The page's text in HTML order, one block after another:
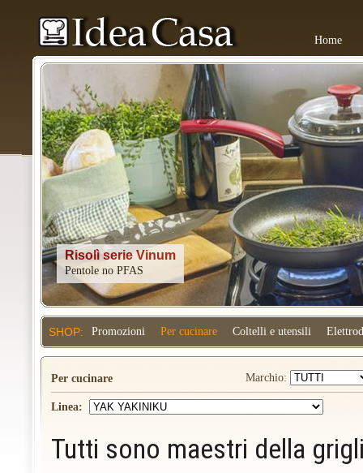
Home
Kitchenaid
SHOP: Promozioni Per cucinare Coltelli e utensili
Per cucinare Marchio:
Linea:
Tutti sono maestri della